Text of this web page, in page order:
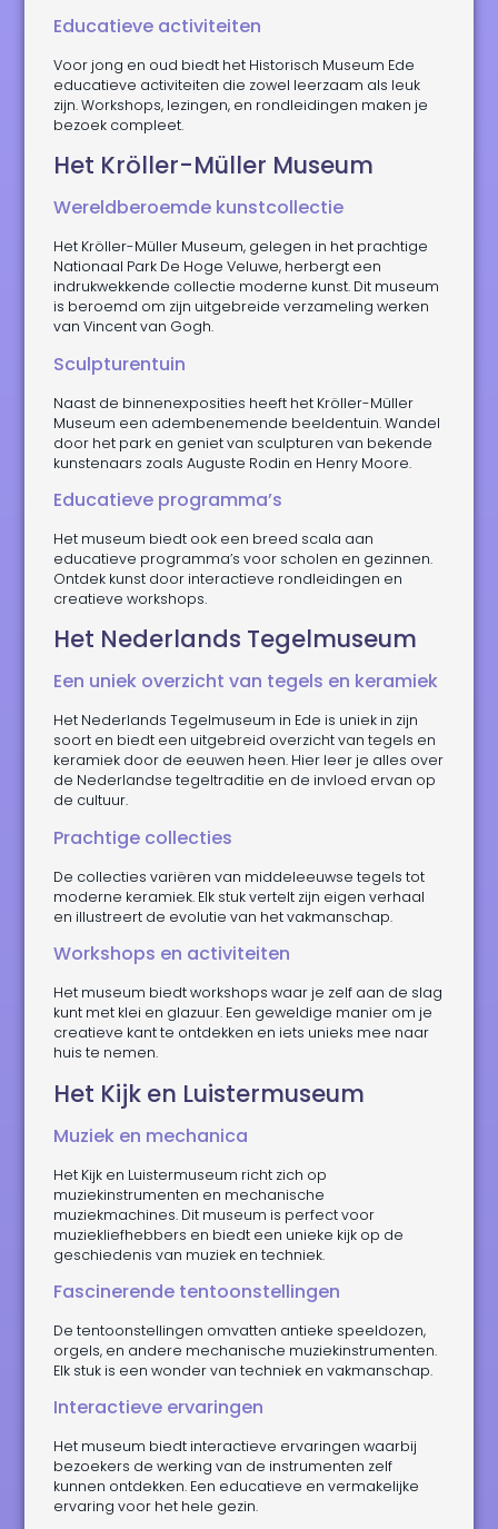
Educatieve activiteiten
Voor jong en oud biedt het Historisch Museum Ede
educatieve activiteiten die zowel leerzaam als leuk
zijn. Workshops, lezingen, en rondleidingen maken je
bezoek compleet.
Het Kröller-Müller Museum
Wereldberoemde kunstcollectie
Het Kröller-Müller Museum, gelegen in het prachtige
Nationaal Park De Hoge Veluwe, herbergt een
indrukwekkende collectie moderne kunst. Dit museum
is beroemd om zijn uitgebreide verzameling werken
van Vincent van Gogh.
Sculpturentuin
Naast de binnenexposities heeft het Kröller-Müller
Museum een adembenemende beeldentuin. Wandel
door het park en geniet van sculpturen van bekende
kunstenaars zoals Auguste Rodin en Henry Moore.
Educatieve programma’s
Het museum biedt ook een breed scala aan
educatieve programma’s voor scholen en gezinnen.
Ontdek kunst door interactieve rondleidingen en
creatieve workshops.
Het Nederlands Tegelmuseum
Een uniek overzicht van tegels en keramiek
Het Nederlands Tegelmuseum in Ede is uniek in zijn
soort en biedt een uitgebreid overzicht van tegels en
keramiek door de eeuwen heen. Hier leer je alles over
de Nederlandse tegeltraditie en de invloed ervan op
de cultuur.
Prachtige collecties
De collecties variëren van middeleeuwse tegels tot
moderne keramiek. Elk stuk vertelt zijn eigen verhaal
en illustreert de evolutie van het vakmanschap.
Workshops en activiteiten
Het museum biedt workshops waar je zelf aan de slag
kunt met klei en glazuur. Een geweldige manier om je
creatieve kant te ontdekken en iets unieks mee naar
huis te nemen.
Het Kijk en Luistermuseum
Muziek en mechanica
Het Kijk en Luistermuseum richt zich op
muziekinstrumenten en mechanische
muziekmachines. Dit museum is perfect voor
muziekliefhebbers en biedt een unieke kijk op de
geschiedenis van muziek en techniek.
Fascinerende tentoonstellingen
De tentoonstellingen omvatten antieke speeldozen,
orgels, en andere mechanische muziekinstrumenten.
Elk stuk is een wonder van techniek en vakmanschap.
Interactieve ervaringen
Het museum biedt interactieve ervaringen waarbij
bezoekers de werking van de instrumenten zelf
kunnen ontdekken. Een educatieve en vermakelijke
ervaring voor het hele gezin.